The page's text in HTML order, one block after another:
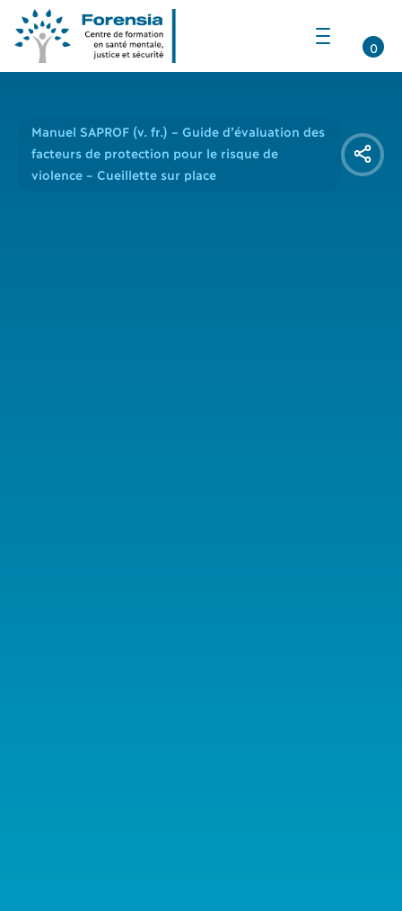
0
la
navigation
site
Manuel SAPROF (v. fr.) – Guide d’évaluation des
facteurs de protection pour le risque de
violence – Cueillette sur place